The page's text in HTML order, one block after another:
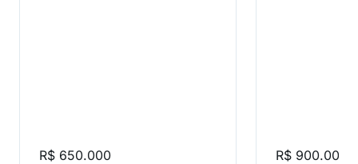
R$ 650.000 R$ 900.000